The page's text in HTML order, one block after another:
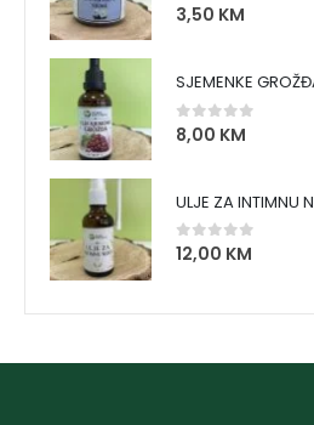
0 out of 5
3,50 KM
SJEMENKE
0 out of 5
8,00 KM
ULJE ZA INTIMNU
0out of 5
12,00 KM